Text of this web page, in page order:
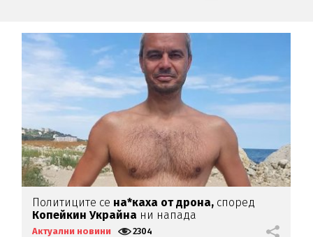
Политиците се на*каха от дрона, според
Копейкин Украйна ни напада
Актуални новини 2304